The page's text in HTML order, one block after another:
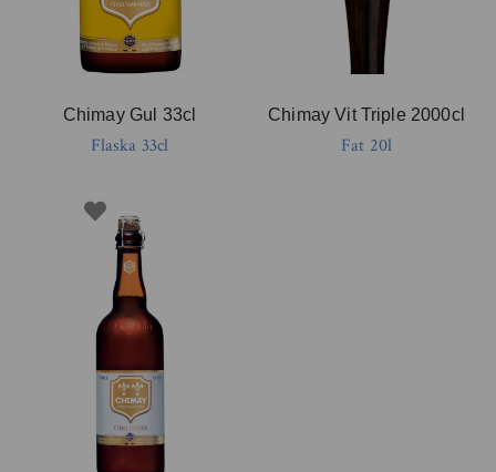
Chimay Gul 33cl
Flaska 33cl
Chimay Vit Triple 2000cl
Fat 20l